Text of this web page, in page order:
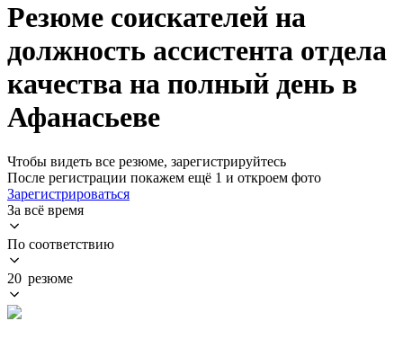
Резюме соискателей на
должность ассистента отдела
качества на полный день в
Афанасьеве
Чтобы видеть все резюме, зарегистрируйтесь
После регистрации покажем ещё 1 и откроем фото
Зарегистрироваться
За всё время
По соответствию
20 резюме